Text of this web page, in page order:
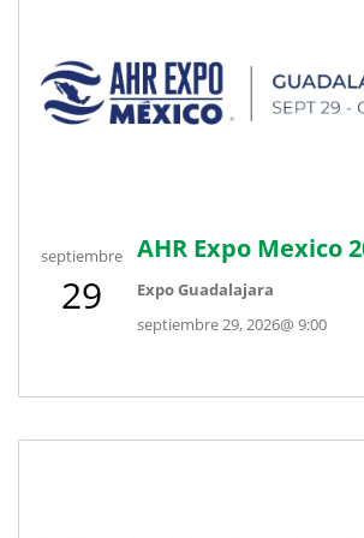
septiembre
29
septiembre 29, 2026@9:00
AHR Expo Mexico
Expo Guadalajara